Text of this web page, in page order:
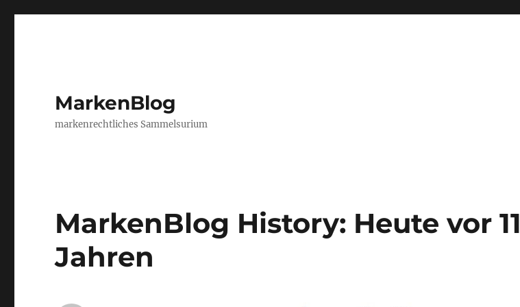
MarkenBlog
markenrechtliches Sammelsurium
MarkenBlog History: Heute vor 11
Jahren